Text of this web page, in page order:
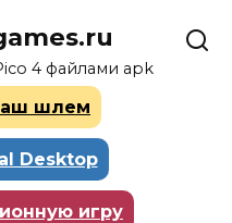
4 файлами apk
шлем
Desktop
игру